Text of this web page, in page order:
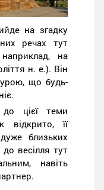
на згадку
речах тут
на
н. е.). Він
що будь-
до цієї теми
відкрито, її
близьких
весілля тут
навіть